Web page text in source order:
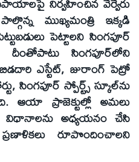
ముఖ్యమంత్రి ఇక్కడి
పెట్టాలని సింగపూర్‌
దీంతోపాటు సింగపూర్‌లోని
బిడదారి ఎస్టేట్‌, జురాంగ్‌ పెట్రో
సింగపూర్‌ స్పోర్ట్స్‌ స్కూల్‌ను
ఆయా ప్రాజెక్టుల్లో అమలు
విధానాలను అధ్యయనం చేసి
ప్రణాళికలు రూపొందించాలని